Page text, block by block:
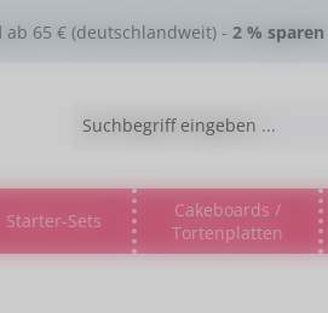
ab 65 € (deutschlandweit) - 2 % sparen
% Sale %
Dropdown der Kategorie
oder Schließe das Dropdown der
Starter-Sets
Cakeboards /
Tortenplatten